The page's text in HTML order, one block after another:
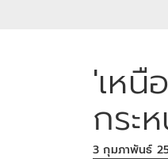
'เห
กระ
3 กุมภาพันธ์